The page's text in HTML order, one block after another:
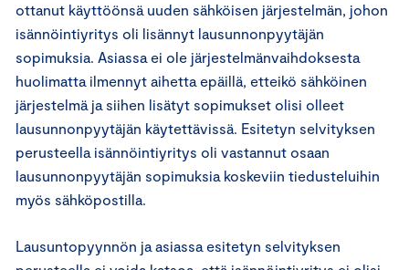
ottanut käyttöönsä uuden sähköisen järjestelmän, johon
isännöintiyritys oli lisännyt lausunnonpyytäjän
sopimuksia. Asiassa ei ole järjestelmänvaihdoksesta
huolimatta ilmennyt aihetta epäillä, etteikö sähköinen
järjestelmä ja siihen lisätyt sopimukset olisi olleet
lausunnonpyytäjän käytettävissä. Esitetyn selvityksen
perusteella isännöintiyritys oli vastannut osaan
lausunnonpyytäjän sopimuksia koskeviin tiedusteluihin
myös sähköpostilla.
Lausuntopyynnön ja asiassa esitetyn selvityksen